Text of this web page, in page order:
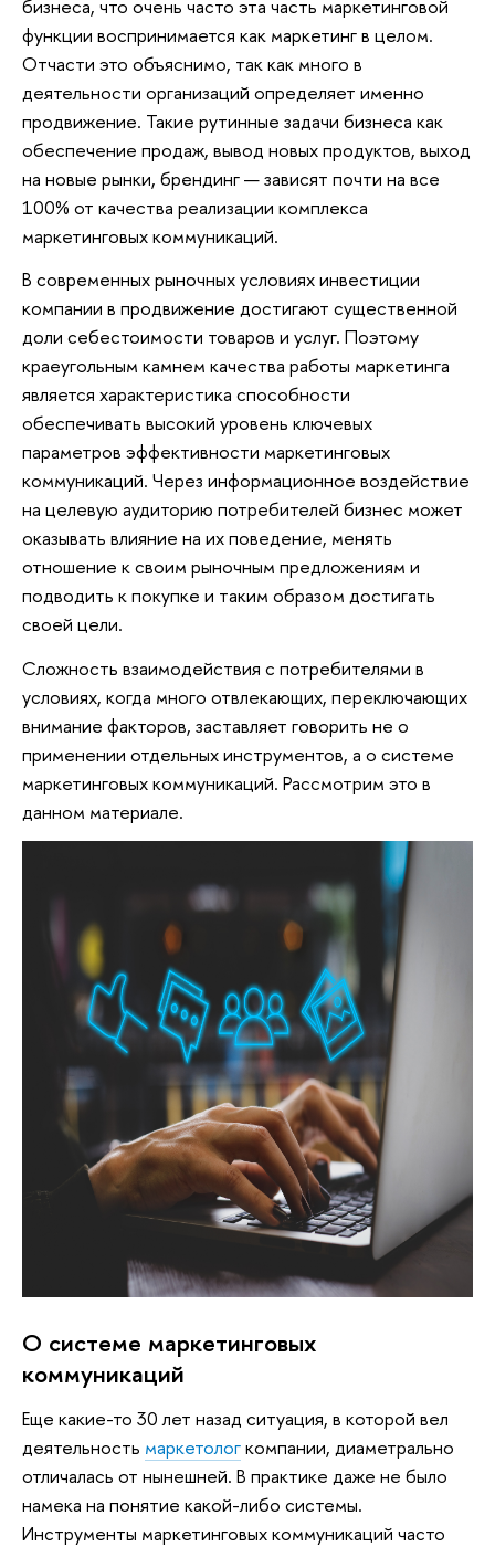
бизнеса, что очень часто эта часть маркетинговой
функции воспринимается как маркетинг в целом.
Отчасти это объяснимо, так как много в
деятельности организаций определяет именно
продвижение. Такие рутинные задачи бизнеса как
обеспечение продаж, вывод новых продуктов, выход
на новые рынки, брендинг — зависят почти на все
100% от качества реализации комплекса
маркетинговых коммуникаций.
В современных рыночных условиях инвестиции
компании в продвижение достигают существенной
доли себестоимости товаров и услуг. Поэтому
краеугольным камнем качества работы маркетинга
является характеристика способности
обеспечивать высокий уровень ключевых
параметров эффективности маркетинговых
коммуникаций. Через информационное воздействие
на целевую аудиторию потребителей бизнес может
оказывать влияние на их поведение, менять
отношение к своим рыночным предложениям и
подводить к покупке и таким образом достигать
своей цели.
Сложность взаимодействия с потребителями в
условиях, когда много отвлекающих, переключающих
внимание факторов, заставляет говорить не о
применении отдельных инструментов, а о системе
маркетинговых коммуникаций. Рассмотрим это в
данном материале.
О системе маркетинговых
коммуникаций
Еще какие-то 30 лет назад ситуация, в которой вел
деятельность маркетологкомпании, диаметрально
отличалась от нынешней. В практике даже не было
намека на понятие какой-либо системы.
Инструменты маркетинговых коммуникаций часто